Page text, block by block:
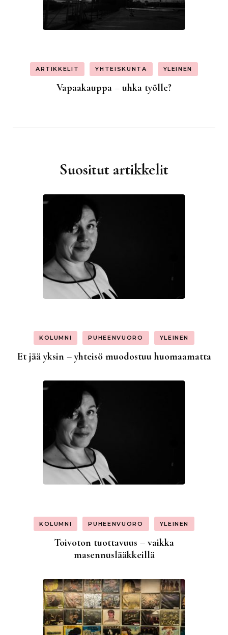
ARTIKKELIT YHTEISKUNTA YLEINEN
Vapaakauppa – uhka työlle?
Suositut artikkelit
KOLUMNI PUHEENVUORO YLEINEN
Et jää yksin – yhteisö muodostuu huomaamatta
KOLUMNI PUHEENVUORO YLEINEN
Toivoton tuottavuus – vaikka
masennuslääkkeillä